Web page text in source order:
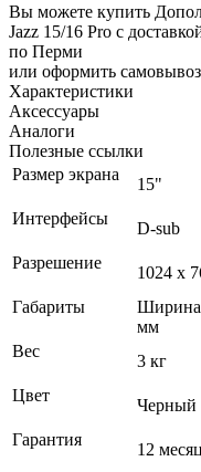
Вы можете купить
Jazz 15/16 Pro с
по Перми
или оформить
Характеристики
Аксессуары
Аналоги
Полезные ссылки
Размер экрана
15"
Интерфейсы
D-sub
Разрешение
1024 x
Габариты
Ширина
мм
Вес
3 кг
Цвет
Черный
Гарантия
12